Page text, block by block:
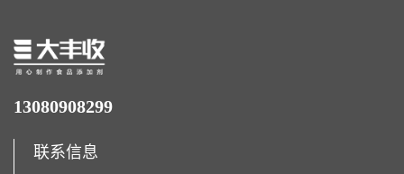
13080908299
联系信息